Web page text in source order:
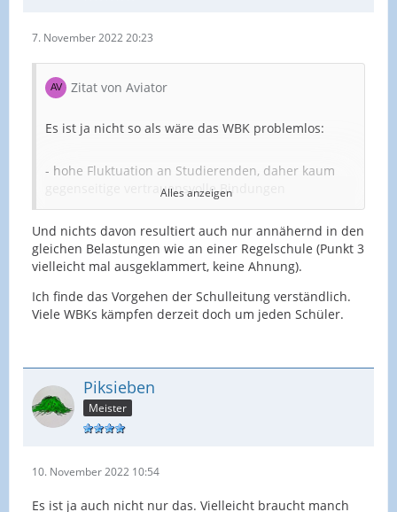
7. November 2022 20:23
Zitat von Aviator
Es ist ja nicht so als wäre das WBK problemlos:
- hohe Fluktuation an Studierenden, daher kaum
gegenseitige vertrauensvolle Bindungen
- viele Studierende mit psychischen Problemen
- tlw lange Schultage mit Pause zwischen Vormittag-
und Abendbereich
- 2x jährlich Abi mit allen Belastungen des
Kollegiums
Alles anzeigen
Und nichts davon resultiert auch nur annähernd in den
gleichen Belastungen wie an einer Regelschule (Punkt 3
vielleicht mal ausgeklammert, keine Ahnung).
Ich finde das Vorgehen der Schulleitung verständlich.
Viele WBKs kämpfen derzeit doch um jeden Schüler.
Piksieben
Meister
10. November 2022 10:54
Es ist ja auch nicht nur das. Vielleicht braucht manch